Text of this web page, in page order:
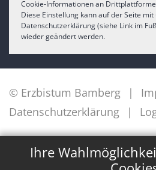
Ihre
Cookie-Informationen an
Diese Einstellung kann auf der Seite
Datenschutzerklärung (siehe Link im
wieder geändert werden.
© Erzbistum Bamberg
Datenschutzerklärung